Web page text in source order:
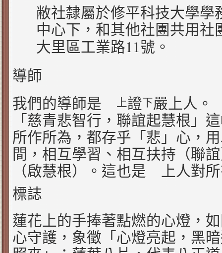
敝社隸屬於修平科技大學學
中心下，和其他社團共用社
大里區工業路11號。
導師
我們的導師是
上證下嚴上人。
「慈青悲智行，聯誼起慧根」
所作所為，都存乎「悲」心，
間，相互學習、相互扶持（聯
（啟慧根）。這也是 上人對
標誌
蓮花上的手捧著點燃的心燈，
心守護，象徵「心燈亮起，黑